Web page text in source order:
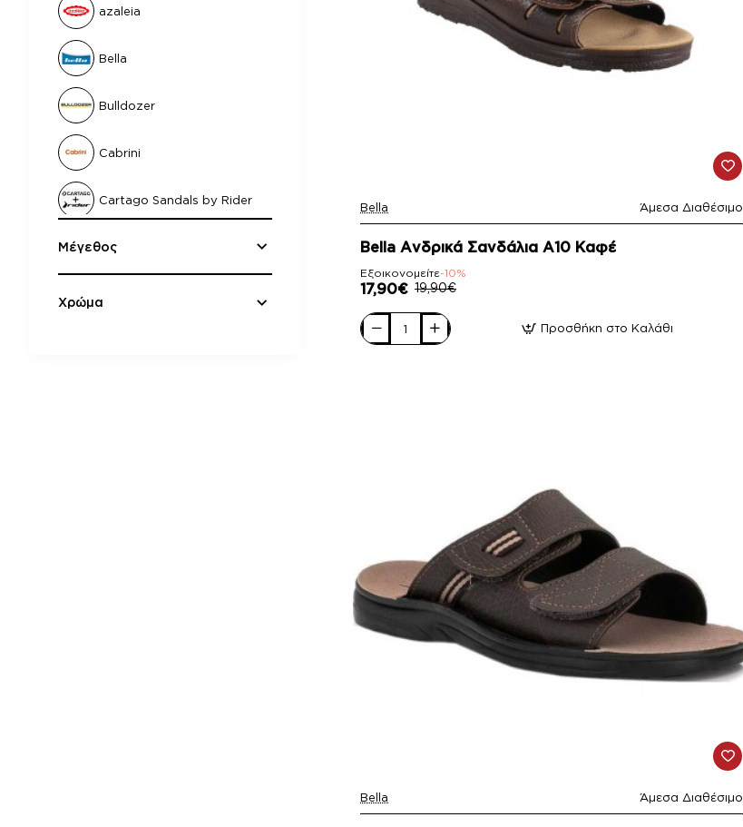
azaleia
Bella
Bulldozer
Cabrini
Cartago Sandals by Rider
Damiani
Μέγεθος
Χρώμα
-10%
Bella Άμεσα Διαθέσιμο
Bella Ανδρικά Σανδάλια Α10 Καφέ
Εξοικονομείτε-10%
17,90€ 19,90€
Bella
Ανδρικά
Προσθήκη στο Καλάθι
-11%
Bella Άμεσα Διαθέσιμο